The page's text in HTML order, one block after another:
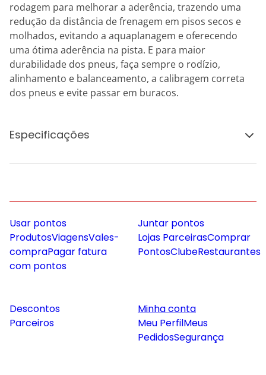
rodagem para melhorar a aderência, trazendo uma
redução da distância de frenagem em pisos secos e
molhados, evitando a aquaplanagem e oferecendo
uma ótima aderência na pista. E para maior
durabilidade dos pneus, faça sempre o rodízio,
alinhamento e balanceamento, a calibragem correta
dos pneus e evite passar em buracos.
Especificações
Usar pontos
ProdutosViagensVales-
compraPagar fatura
com pontos
Juntar pontos
Lojas ParceirasComprar
PontosClubeRestaurantes
Descontos
Parceiros
Minha conta
Meu PerfilMeus
PedidosSegurança